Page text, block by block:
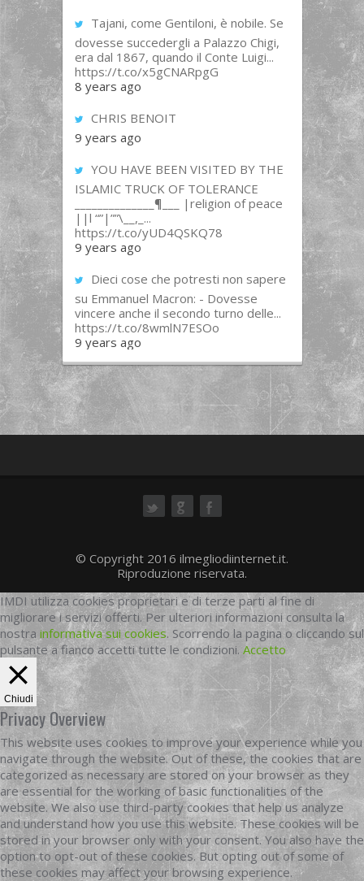
Tajani, come Gentiloni, è nobile. Se
dovesse succedergli a Palazzo Chigi,
era dal 1867, quando il Conte Luigi...
https://t.co/x5gCNARpgG
8 years ago
CHRIS BENOIT
9 years ago
YOU HAVE BEEN VISITED BY THE
ISLAMIC TRUCK OF TOLERANCE
______________¶___ |religion of peace
||l “”|””\__,_...
https://t.co/yUD4QSKQ78
9 years ago
Dieci cose che potresti non sapere
su Emmanuel Macron: - Dovesse
vincere anche il secondo turno delle...
https://t.co/8wmlN7ESOo
9 years ago
© Copyright 2016 ilmegliodiinternet.it.
Riproduzione riservata.
IMDI utilizza cookies proprietari e di terze parti al fine di
migliorare i servizi offerti. Per ulteriori informazioni consulta la
nostra informativa sui cookies. Scorrendo la pagina o cliccando sul
pulsante a fianco accetti tutte le condizioni. Accetto
Chiudi
Privacy Overview
This website uses cookies to improve your experience while you
navigate through the website. Out of these, the cookies that are
categorized as necessary are stored on your browser as they
are essential for the working of basic functionalities of the
website. We also use third-party cookies that help us analyze
and understand how you use this website. These cookies will be
stored in your browser only with your consent. You also have the
option to opt-out of these cookies. But opting out of some of
these cookies may affect your browsing experience.